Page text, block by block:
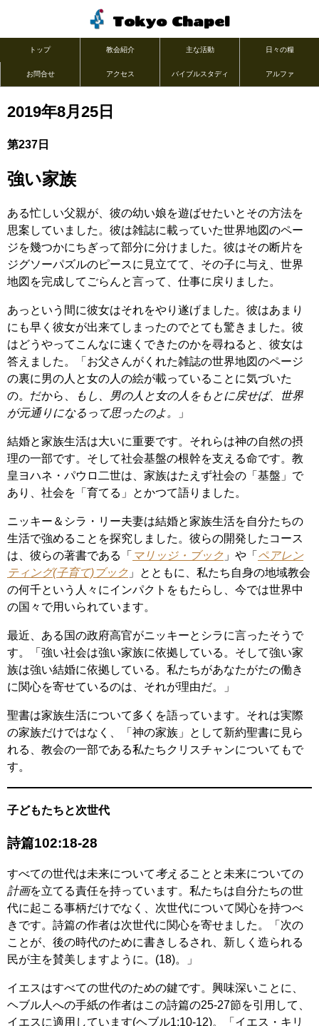
Tokyo Chapel
トップ 教会紹介 主な活動 日々の糧
お問合せ アクセス バイブルスタディ アルファ
2019年8月25日
第237日
強い家族
ある忙しい父親が、彼の幼い娘を遊ばせたいとその方法を
思案していました。彼は雑誌に載っていた世界地図のペー
ジを幾つかにちぎって部分に分けました。彼はその断片を
ジグソーパズルのピースに見立てて、その子に与え、世界
地図を完成してごらんと言って、仕事に戻りました。
あっという間に彼女はそれをやり遂げました。彼はあまり
にも早く彼女が出来てしまったのでとても驚きました。彼
はどうやってこんなに速くできたのかを尋ねると、彼女は
答えました。「お父さんがくれた雑誌の世界地図のページ
の裏に男の人と女の人の絵が載っていることに気づいた
の。だから、
もし、男の人と女の人をもとに戻せば、世界
が元通りになるって思ったのよ。
」
結婚と家族生活は大いに重要です。それらは神の自然の摂
理の一部です。そして社会基盤の根幹を支える命です。教
皇ヨハネ・パウロ二世は、家族はたえず社会の「基盤」で
あり、社会を「育てる」とかつて語りました。
ニッキー＆シラ・リー夫妻は結婚と家族生活を自分たちの
生活で強めることを探究しました。彼らの開発したコース
は、彼らの著書である「 マリッジ・ブック 」や「 ペアレン
ティング(子育て)ブック 」とともに、私たち自身の地域教会
の何千という人々にインパクトをもたらし、今では世界中
の国々で用いられています。
最近、ある国の政府高官がニッキーとシラに言ったそうで
す。「強い社会は強い家族に依拠している。そして強い家
族は強い結婚に依拠している。私たちがあなたがたの働き
に関心を寄せているのは、それが理由だ。」
聖書は家族生活について多くを語っています。それは実際
の家族だけではなく、「神の家族」として新約聖書に見ら
れる、教会の一部である私たちクリスチャンについてもで
す。
子どもたちと次世代
詩篇102:18-28
すべての世代は未来について考えることと未来についての
計画を立てる責任を持っています。私たちは自分たちの世
代に起こる事柄だけでなく、次世代について関心を持つべ
きです。詩篇の作者は次世代に関心を寄せました。「次の
ことが、後の時代のために書きしるされ、新しく造られる
民が主を賛美しますように。(18)。」
イエスはすべての世代のための鍵です。興味深いことに、
ヘブル人への手紙の作者はこの詩篇の25-27節を引用して、
イエスに適用しています(ヘブル1:10-12)。「イエス・キリ